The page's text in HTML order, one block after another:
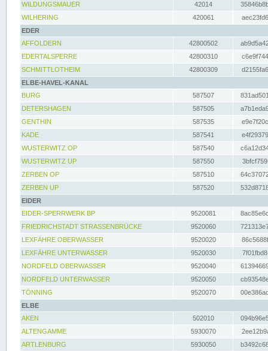
WILDUNGSMAUER
42014
WILHERING
420061
EDER
AFFOLDERN
42800502
EDERTALSPERRE
42800310
SCHMITTLOTHEIM
42800309
ELBE-HAVEL-KANAL
BURG
587507
DETERSHAGEN
587505
GENTHIN
587535
KADE
587541
WUSTERWITZ OP
587540
WUSTERWITZ UP
587550
ZERBEN OP
587510
ZERBEN UP
587520
EIDER
EIDER-SPERRWERK BP
9520081
FRIEDRICHSTADT STRASSENBRÜCKE
9520060
LEXFÄHRE OBERWASSER
9520020
LEXFÄHRE UNTERWASSER
9520030
NORDFELD OBERWASSER
9520040
NORDFELD UNTERWASSER
9520050
TÖNNING
9520070
ELBE
AKEN
502010
ALTENGAMME
5930070
ARTLENBURG
5930050